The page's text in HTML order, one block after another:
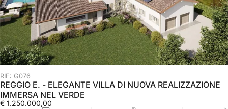
RIF: G076
REGGIO E. - ELEGANTE VILLA DI NUOVA REALIZZAZIONE
IMMERSA NEL VERDE
€ 1.250.000,00